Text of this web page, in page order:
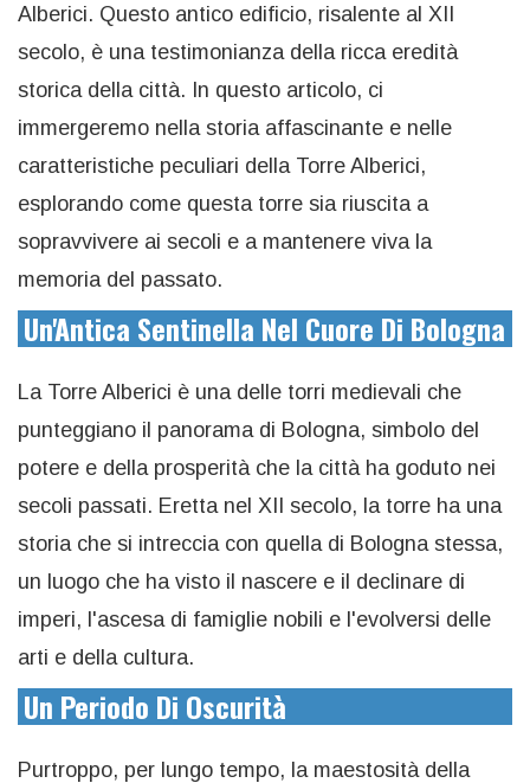
Alberici. Questo antico edificio, risalente al XII
secolo, è una testimonianza della ricca eredità
storica della città. In questo articolo, ci
immergeremo nella storia affascinante e nelle
caratteristiche peculiari della Torre Alberici,
esplorando come questa torre sia riuscita a
sopravvivere ai secoli e a mantenere viva la
memoria del passato.
Un'Antica Sentinella Nel Cuore Di Bologna
La Torre Alberici è una delle torri medievali che
punteggiano il panorama di Bologna, simbolo del
potere e della prosperità che la città ha goduto nei
secoli passati. Eretta nel XII secolo, la torre ha una
storia che si intreccia con quella di Bologna stessa,
un luogo che ha visto il nascere e il declinare di
imperi, l'ascesa di famiglie nobili e l'evolversi delle
arti e della cultura.
Un Periodo Di Oscurità
Purtroppo, per lungo tempo, la maestosità della